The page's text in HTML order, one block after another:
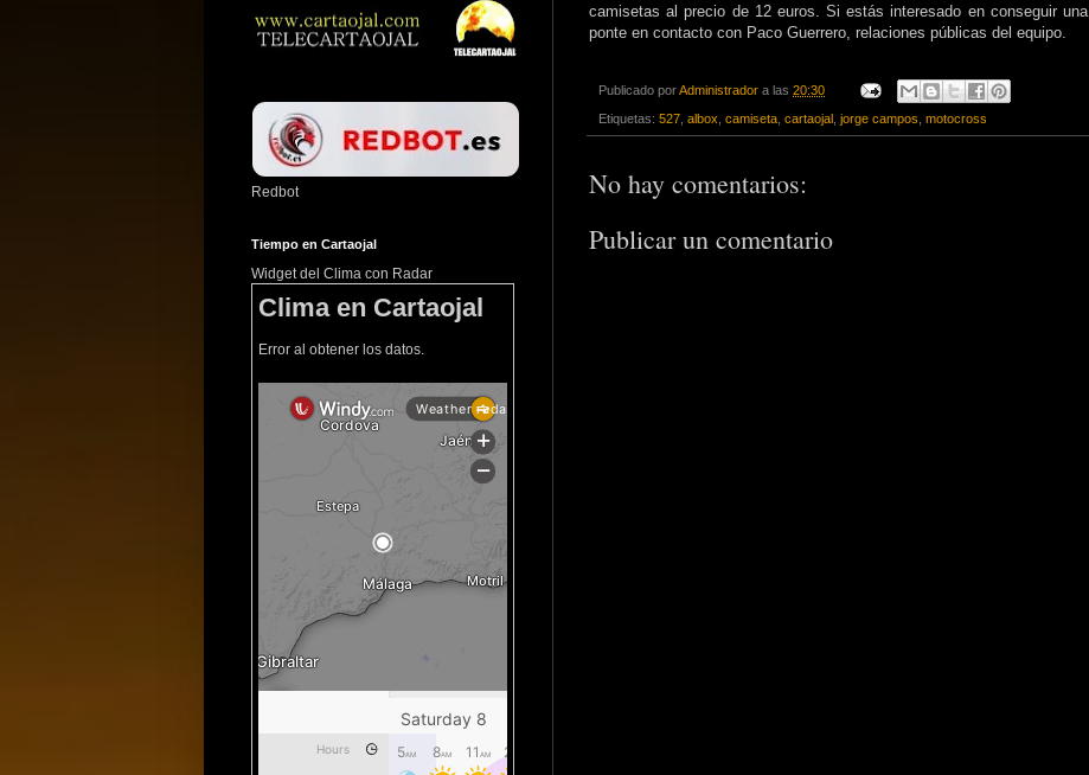
camisetas al precio de 12 euros. Si estás interesado en conseguir una,
ponte en contacto con Paco Guerrero, relaciones públicas del equipo.
Publicado porAdministrador a las 20:30
Etiquetas: 527 albox camiseta cartaojal jorge campos motocross
No hay comentarios:
Publicar un comentario
Redbot
Tiempo en Cartaojal
Widget del Clima con Radar
Clima en Cartaojal
Error al obtener los datos.